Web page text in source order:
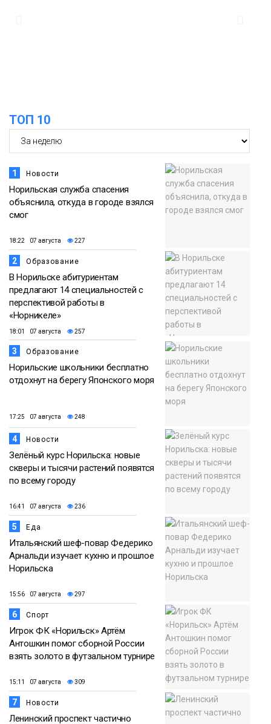
ТОП 10
1 Новости
Норильская служба спасения
объяснила, откуда в городе взялся
смог
18:22 07 августа 227
2 Образование
В Норильске абитуриентам
предлагают 14 специальностей с
перспективой работы в
«Норникеле»
18:01 07 августа 257
3 Образование
Норильские школьники бесплатно
отдохнут на берегу Японского моря
17:25 07 августа 248
4 Новости
Зелёный курс Норильска: новые
скверы и тысячи растений появятся
по всему городу
16:41 07 августа 236
5 Еда
Итальянский шеф-повар Федерико
Арнальди изучает кухню и прошлое
Норильска
15:56 07 августа 297
6 Спорт
Игрок ФК «Норильск» Артём
Антошкин помог сборной России
взять золото в футзальном турнире
15:11 07 августа 309
7 Новости
Ленинский проспект частично